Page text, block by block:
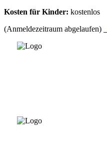
Kosten für Kinder: kostenlos
(Anmeldezeitraum abgelaufen)